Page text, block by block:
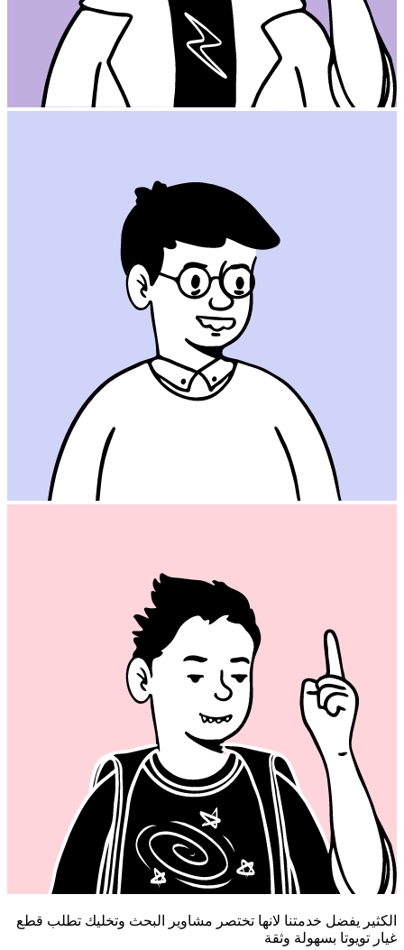
الكثير يفضل خدمتنا لانها تختصر مشاوير البحث وتخليك تطلب قطع
غيار تويوتا بسهولة وثقة